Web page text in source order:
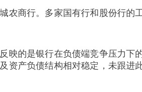
农商行。多家国有行和股份行
的是银行在负债端竞争压力下
资产负债结构相对稳定，未跟